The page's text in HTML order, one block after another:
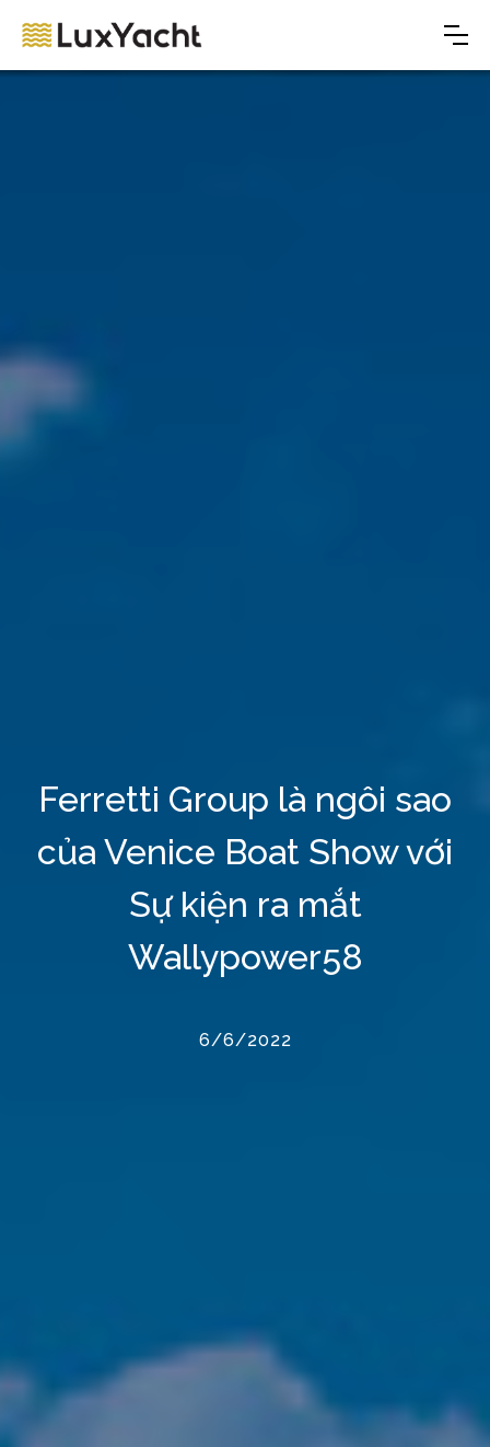
Ferretti Group là ngôi sao
của Venice Boat Show với
Sự kiện ra mắt
Wallypower58
6/6/2022